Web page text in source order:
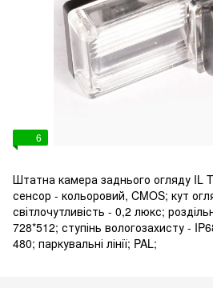
6
Штатна камера заднього огляду IL
сенсор - кольоровий, CMOS; кут
світлочутливість - 0,2 люкс;
728*512; ступінь вологозахисту -
480; паркувальні лінії; PAL;